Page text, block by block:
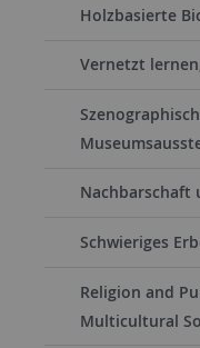
Holzbasierte
Vernetzt
Nachbarschaft
Schwieriges
Religion and
Multicultural